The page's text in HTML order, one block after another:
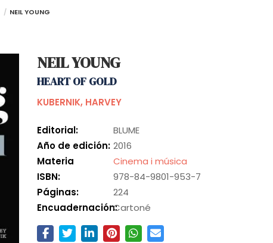
NEIL YOUNG
NEIL YOUNG
HEART OF GOLD
KUBERNIK, HARVEY
Editorial:
BLUME
Año de edición: 2016
Materia
Cinema i música
ISBN:
978-84-9801-953-7
Páginas:
224
Encuadernación:Cartoné